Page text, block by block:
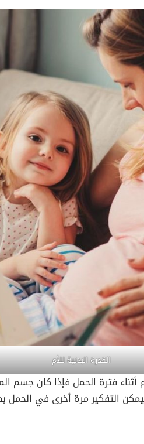
القدرة البدنية للأم
فترة الحمل فإذا كان جسم
التفكير مرة أخرى في الحمل